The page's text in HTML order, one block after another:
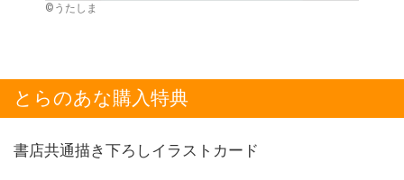
©うたしま
とらのあな購入特典
書店共通描き下ろしイラストカード